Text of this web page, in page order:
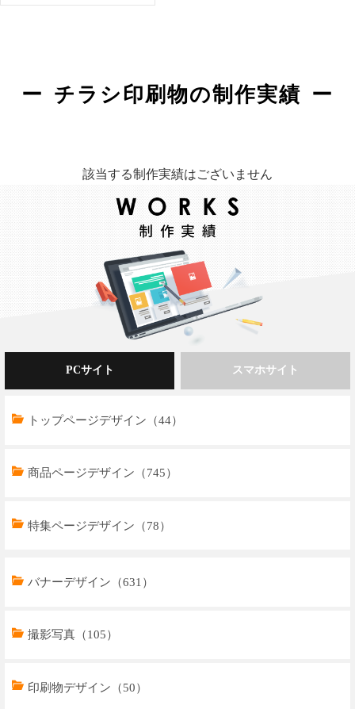
チラシ印刷物の制作実績
該当する制作実績はございません
PCサイト
トップページデザイン（44）
商品ページデザイン（745）
特集ページデザイン（78）
スマホサイト
トップページデザイン（32）
商品ページデザイン（769）
特集ページデザイン（59）
バナーデザイン（631）
撮影写真（105）
印刷物デザイン（50）